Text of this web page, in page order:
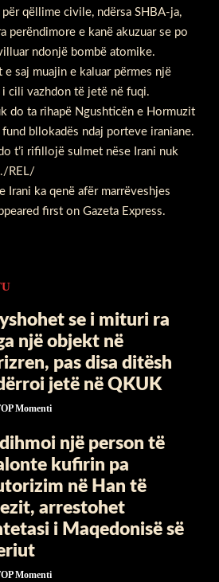
qëllime civile, ndërsa SHBA-ja,
perëndimore e kanë akuzuar se po
ndonjë bombë atomike.
saj muajin e kaluar përmes një
cili vazhdon të jetë në fuqi.
do ta rihapë Ngushticën e Hormuzit
bllokadës ndaj porteve iraniane.
t’i rifillojë sulmet nëse Irani nuk
REL/
Irani ka qenë afër marrëveshjes
first on Gazeta Express.
se i mituri ra
një objekt në
pas disa ditësh
jetë në QKUK
Momenti
një person të
kufirin pa
në Han të
arrestohet
i Maqedonisë së
Momenti